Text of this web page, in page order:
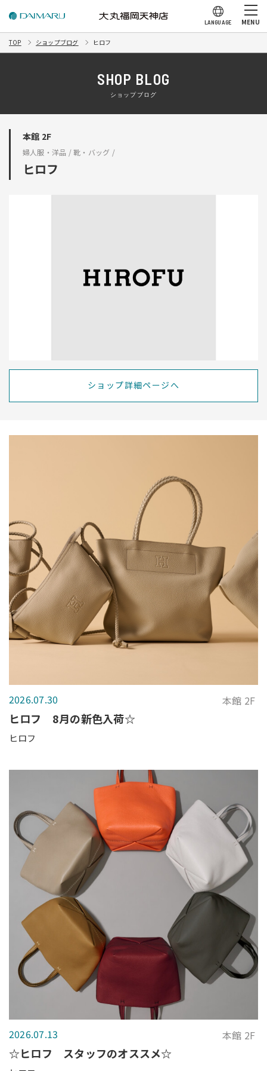
LANGUAGE MENU
TOP ショップブログ ヒロフ
SHOP BLOG
ショップブログ
本館 2F
婦人服・洋品 / 靴・バッグ /
ヒロフ
ショップ詳細ページへ
2026.07.30 本館 2F
ヒロフ 8月の新色入荷☆
ヒロフ
2026.07.13 本館 2F
☆ヒロフ スタッフのオススメ☆